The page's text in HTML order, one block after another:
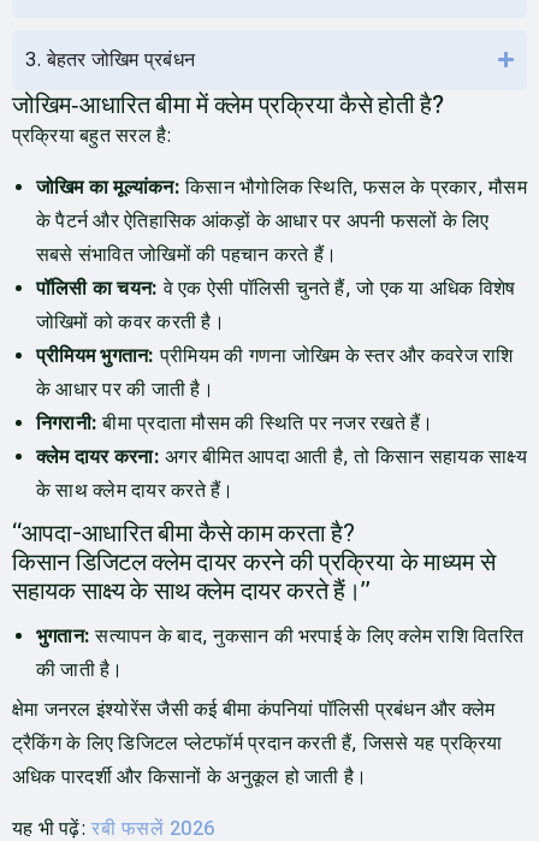
3. बेहतर जोखिम प्रबंधन
जोखिम‑आधारित बीमा में क्लेम प्रक्रिया कैसे होती है?
प्रक्रिया बहुत सरल है:
जोखिम का मूल्यांकन: किसान भौगोलिक स्थिति, फसल के प्रकार, मौसम
के पैटर्न और ऐतिहासिक आंकड़ों के आधार पर अपनी फसलों के लिए
सबसे संभावित जोखिमों की पहचान करते हैं।
पॉलिसी का चयन: वे एक ऐसी पॉलिसी चुनते हैं, जो एक या अधिक विशेष
जोखिमों को कवर करती है।
प्रीमियम भुगतान: प्रीमियम की गणना जोखिम के स्तर और कवरेज राशि
के आधार पर की जाती है।
निगरानी: बीमा प्रदाता मौसम की स्थिति पर नजर रखते हैं।
क्लेम दायर करना: अगर बीमित आपदा आती है, तो किसान सहायक साक्ष्य
के साथ क्लेम दायर करते हैं।
“आपदा-आधारित बीमा कैसे काम करता है?
किसान डिजिटल क्लेम दायर करने की प्रक्रिया के माध्यम से
सहायक साक्ष्य के साथ क्लेम दायर करते हैं।”
भुगतान: सत्यापन के बाद, नुकसान की भरपाई के लिए क्लेम राशि वितरित
की जाती है।
क्षेमा जनरल इंश्योरेंस जैसी कई बीमा कंपनियां पॉलिसी प्रबंधन और क्लेम
ट्रैकिंग के लिए डिजिटल प्लेटफॉर्म प्रदान करती हैं, जिससे यह प्रक्रिया
अधिक पारदर्शी और किसानों के अनुकूल हो जाती है।
यह भी पढ़ें: रबी फसलें 2026